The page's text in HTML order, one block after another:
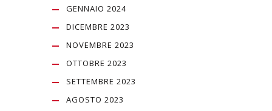
GENNAIO 2024
DICEMBRE 2023
NOVEMBRE 2023
OTTOBRE 2023
SETTEMBRE 2023
AGOSTO 2023